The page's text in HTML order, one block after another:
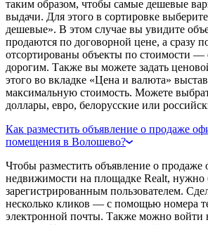
таким образом, чтобы самые дешевые
выдачи. Для этого в сортировке
дешевые». В этом случае вы увидите
продаются по договорной цене, а сразу
отсортированы объекты по стоимости
дорогим. Также вы можете задать
этого во вкладке «Цена и валюта»
максимальную стоимость. Можете
доллары, евро, белорусские или
Как разместить объявление о продаже
помещения в Волошево?
Чтобы разместить объявление о продаже
недвижимости на площадке Realt, нужно
зарегистрированным пользователем.
несколько кликов — с помощью номера
электронной почты. Также можно войти